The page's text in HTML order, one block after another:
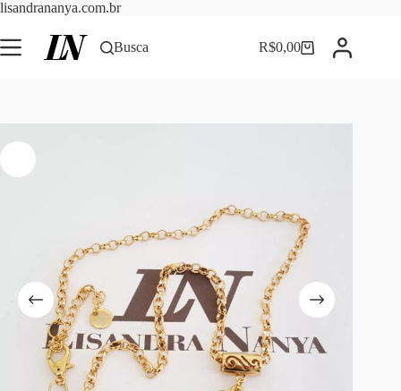
lisandrananya.com.brPular
o
conteúdo
Busca Carrinho
R$0,00